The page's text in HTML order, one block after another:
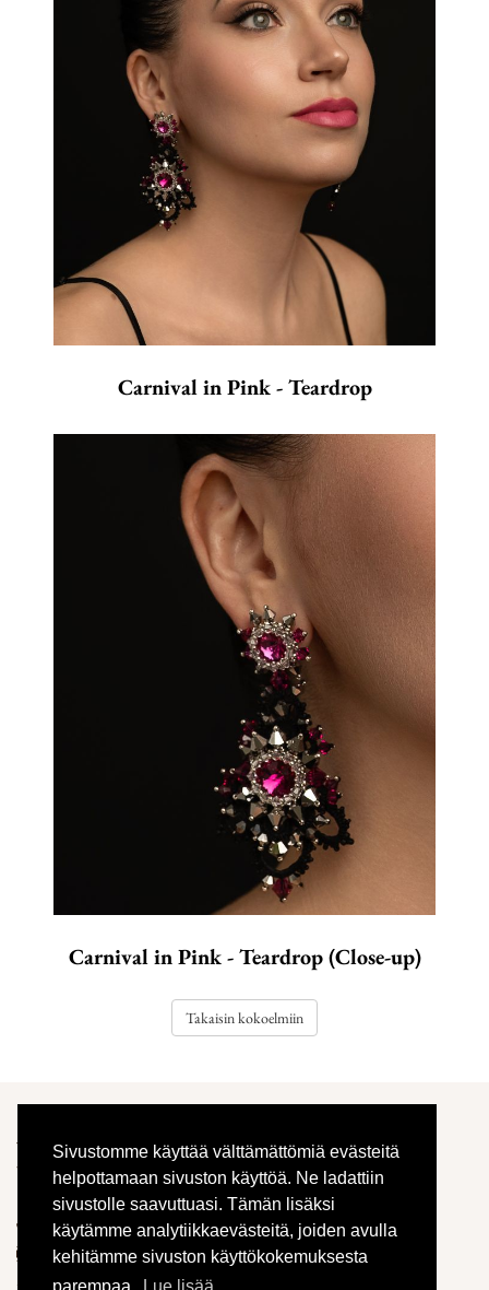
Sivustomme käyttää välttämättömiä evästeitä
helpottamaan sivuston käyttöä. Ne ladattiin
sivustolle saavuttuasi. Tämän lisäksi
käytämme analytiikkaevästeitä, joiden avulla
kehitämme sivuston käyttökokemuksesta
Carnival in Pink - Teardrop
Carnival in Pink - Teardrop (Close-up)
Takaisin kokoelmiin
Aistikas
Vehmaistentie 1216
14300 Renko
050 541 1540
info@aistikas.fi